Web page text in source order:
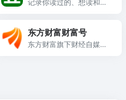
买房子,找工作,找兼职,二
务,便民服务,购物,超市,网
上购物,网上超市,团购,商
记录你读过的、想读和正
论。根据你的口味，推荐
适合的书给你。
东方财富财富号
东方财富旗下财经自媒体